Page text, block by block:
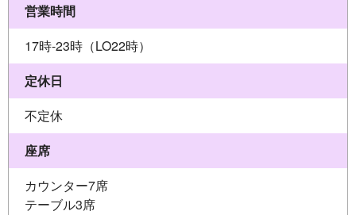
営業時間
17時-23時（LO22時）
定休日
不定休
座席
カウンター7席
テーブル3席